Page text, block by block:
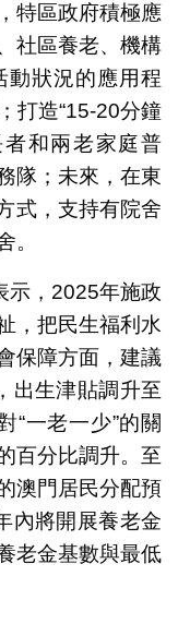
特區政府積極應
社區養老、機構
動狀況的應用程
打造“15-20分鐘
和兩老家庭普
隊；未來，在東
式，支持有院舍
。
示，2025年施政
，把民生福利水
保障方面，建議
出生津貼調升至
“一老一少”的關
百分比調升。至
澳門居民分配預
內將開展養老金
老金基數與最低